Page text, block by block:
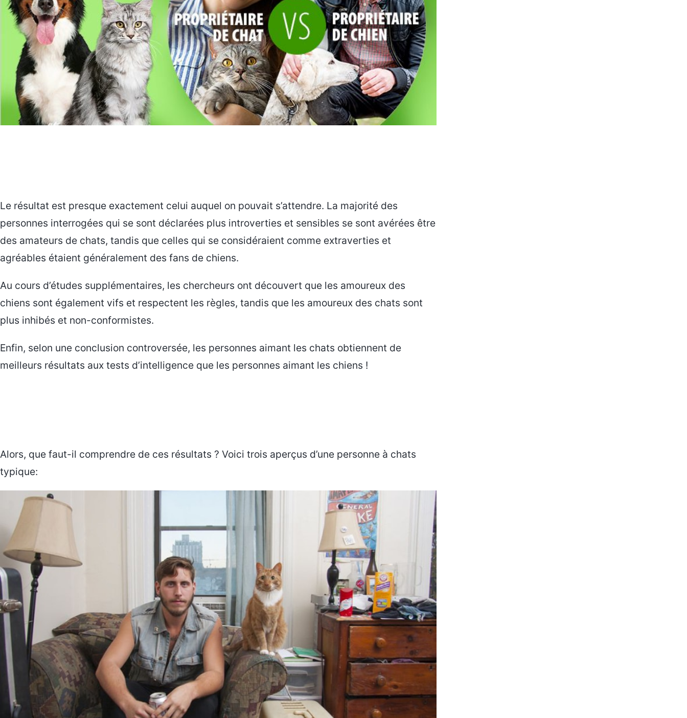
Le résultat est presque exactement celui auquel on pouvait s’attendre. La majorité des
personnes interrogées qui se sont déclarées plus introverties et sensibles se sont avérées être
des amateurs de chats, tandis que celles qui se considéraient comme extraverties et
agréables étaient généralement des fans de chiens.
Au cours d’études supplémentaires, les chercheurs ont découvert que les amoureux des
chiens sont également vifs et respectent les règles, tandis que les amoureux des chats sont
plus inhibés et non-conformistes.
Enfin, selon une conclusion controversée, les personnes aimant les chats obtiennent de
meilleurs résultats aux tests d’intelligence que les personnes aimant les chiens !
Alors, que faut-il comprendre de ces résultats ? Voici trois aperçus d’une personne à chats
typique: